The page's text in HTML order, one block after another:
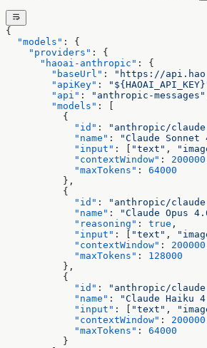
{
  "models"
: {
    "providers"
: {
      "haoai-anthropic"
: {
        "baseUrl"
: "https://
        "apiKey"
:
        "api"
: "anthropic-messages"
        "models"
: [
          {
            "id"
: "anthropic/
            "name"
: "Claude Sonnet
            "input"
: [ "text" ,
            "contextWindow"
: 200000
            "maxTokens"
: 64000
          },
          {
            "id"
: "anthropic/
            "name"
: "Claude Opus
            "reasoning"
: true ,
            "input"
: [ "text" ,
            "contextWindow"
: 200000
            "maxTokens"
: 128000
          },
          {
            "id"
: "anthropic/
            "name"
: "Claude Haiku
            "input"
: [ "text" ,
            "contextWindow"
: 200000
            "maxTokens"
: 64000
          }